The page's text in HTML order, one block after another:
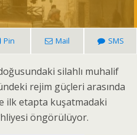
Pin Mail SMS
silahlı muhalif
rejim güçleri arasında
ilk etapta kuşatmadaki
öngörülüyor.